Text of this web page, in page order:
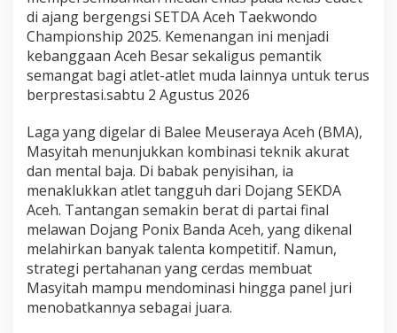
p
2
0
2
5
di ajang bergengsi SETDA Aceh Taekwondo
Championship 2025. Kemenangan ini menjadi
kebanggaan Aceh Besar sekaligus pemantik
semangat bagi atlet-atlet muda lainnya untuk terus
berprestasi.sabtu 2 Agustus 2026
Laga yang digelar di Balee Meuseraya Aceh (BMA),
Masyitah menunjukkan kombinasi teknik akurat
dan mental baja. Di babak penyisihan, ia
menaklukkan atlet tangguh dari Dojang SEKDA
Aceh. Tantangan semakin berat di partai final
melawan Dojang Ponix Banda Aceh, yang dikenal
melahirkan banyak talenta kompetitif. Namun,
strategi pertahanan yang cerdas membuat
Masyitah mampu mendominasi hingga panel juri
menobatkannya sebagai juara.